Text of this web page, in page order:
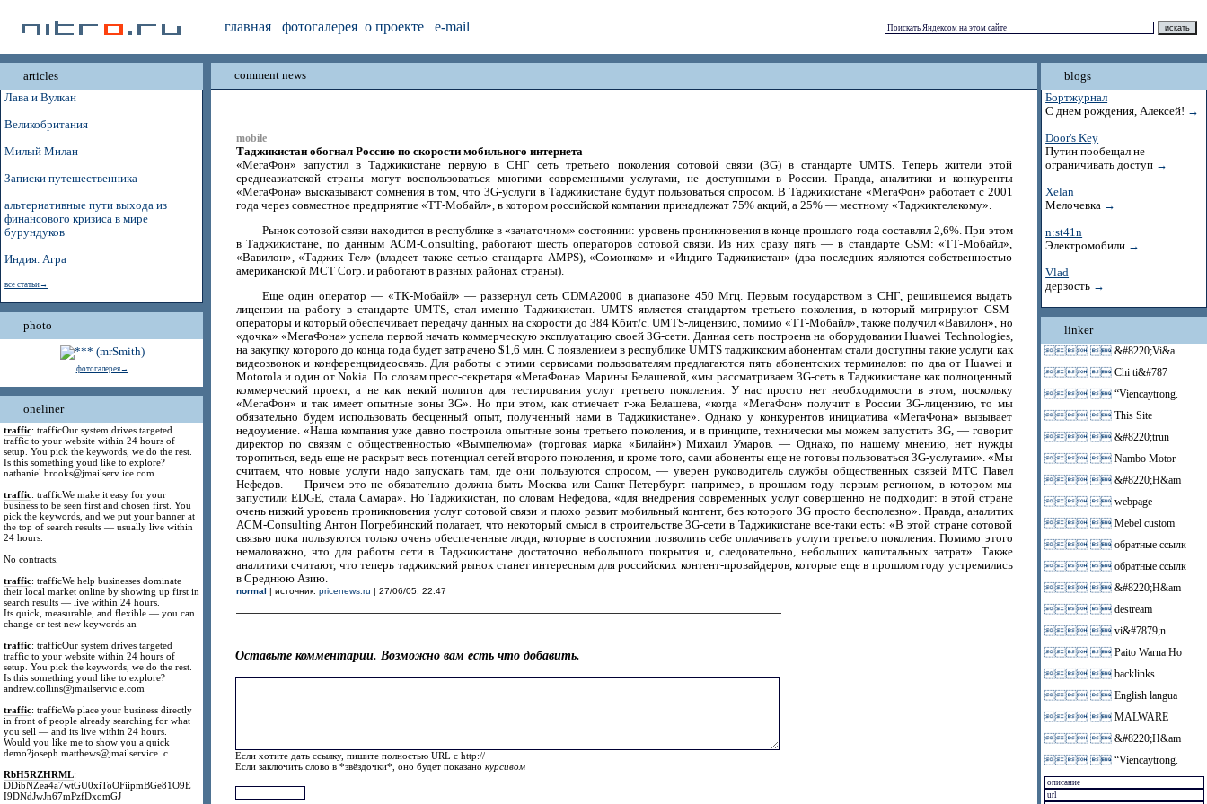
главная фотогалерея о проекте e-mail
articles
Лава и Вулкан
Великобритания
Милый Милан
Записки путешественника
альтернативные пути выхода из
финансового кризиса в мире
бурундуков
Индия. Агра
все статьи→
photo
фотогалерея→
oneliner
traffic: trafficOur system drives targeted
traffic to your website within 24 hours of
setup. You pick the keywords, we do the rest.
Is this something youd like to explore?
nathaniel.brooks@jmailserv ice.com
traffic: trafficWe make it easy for your
business to be seen first and chosen first. You
pick the keywords, and we put your banner at
the top of search results — usually live within
24 hours.
No contracts,
traffic: trafficWe help businesses dominate
their local market online by showing up first in
search results — live within 24 hours.
Its quick, measurable, and flexible — you can
change or test new keywords an
traffic: trafficOur system drives targeted
traffic to your website within 24 hours of
setup. You pick the keywords, we do the rest.
Is this something youd like to explore?
andrew.collins@jmailservic e.com
traffic: trafficWe place your business directly
in front of people already searching for what
you sell — and its live within 24 hours.
Would you like me to show you a quick
demo?joseph.matthews@jmailservice. c
RbH5RZHRML:
DDibNZea4a7wtGU0xiToOFiipmBGe81O9E
I9DNdJwJn67mPzfDxomGJ
comment news
mobile
Таджикистан обогнал Россию по скорости мобильного интернета
«МегаФон» запустил в Таджикистане первую в СНГ сеть третьего поколения сотовой связи (3G) в стандарте UMTS. Теперь жители этой
среднеазиатской страны могут воспользоваться многими современными услугами, не доступными в России. Правда, аналитики и конкуренты
«МегаФона» высказывают сомнения в том, что 3G-услуги в Таджикистане будут пользоваться спросом. В Таджикистане «МегаФон» работает с 2001
года через совместное предприятие «ТТ-Мобайл», в котором российской компании принадлежат 75% акций, а 25% — местному «Таджиктелекому».
Рынок сотовой связи находится в республике в «зачаточном» состоянии: уровень проникновения в конце прошлого года составлял 2,6%. При этом
в Таджикистане, по данным ACM-Consulting, работают шесть операторов сотовой связи. Из них сразу пять — в стандарте GSM: «ТТ-Мобайл»,
«Вавилон», «Таджик Тел» (владеет также сетью стандарта AMPS), «Сомонком» и «Индиго-Таджикистан» (два последних являются собственностью
американской MCT Corp. и работают в разных районах страны).
Еще один оператор — «ТК-Мобайл» — развернул сеть CDMA2000 в диапазоне 450 Мгц. Первым государством в СНГ, решившемся выдать
лицензии на работу в стандарте UMTS, стал именно Таджикистан. UMTS является стандартом третьего поколения, в который мигрируют GSM-
операторы и который обеспечивает передачу данных на скорости до 384 Кбит/с. UMTS-лицензию, помимо «ТТ-Мобайл», также получил «Вавилон», но
«дочка» «МегаФона» успела первой начать коммерческую эксплуатацию своей 3G-сети. Данная сеть построена на оборудовании Huawei Technologies,
на закупку которого до конца года будет затрачено $1,6 млн. С появлением в республике UMTS таджикским абонентам стали доступны такие услуги как
видеозвонок и конференцвидеосвязь. Для работы с этими сервисами пользователям предлагаются пять абонентских терминалов: по два от Huawei и
Motorola и один от Nokia. По словам пресс-секретаря «МегаФона» Марины Белашевой, «мы рассматриваем 3G-сеть в Таджикистане как полноценный
коммерческий проект, а не как некий полигон для тестирования услуг третьего поколения. У нас просто нет необходимости в этом, поскольку
«МегаФон» и так имеет опытные зоны 3G». Но при этом, как отмечает г-жа Белашева, «когда «МегаФон» получит в России 3G-лицензию, то мы
обязательно будем использовать бесценный опыт, полученный нами в Таджикистане». Однако у конкурентов инициатива «МегаФона» вызывает
недоумение. «Наша компания уже давно построила опытные зоны третьего поколения, и в принципе, технически мы можем запустить 3G, — говорит
директор по связям с общественностью «Вымпелкома» (торговая марка «Билайн») Михаил Умаров. — Однако, по нашему мнению, нет нужды
торопиться, ведь еще не раскрыт весь потенциал сетей второго поколения, и кроме того, сами абоненты еще не готовы пользоваться 3G-услугами». «Мы
считаем, что новые услуги надо запускать там, где они пользуются спросом, — уверен руководитель службы общественных связей МТС Павел
Нефедов. — Причем это не обязательно должна быть Москва или Санкт-Петербург: например, в прошлом году первым регионом, в котором мы
запустили EDGE, стала Самара». Но Таджикистан, по словам Нефедова, «для внедрения современных услуг совершенно не подходит: в этой стране
очень низкий уровень проникновения услуг сотовой связи и плохо развит мобильный контент, без которого 3G просто бесполезно». Правда, аналитик
ACM-Consulting Антон Погребинский полагает, что некоторый смысл в строительстве 3G-сети в Таджикистане все-таки есть: «В этой стране сотовой
связью пока пользуются только очень обеспеченные люди, которые в состоянии позволить себе оплачивать услуги третьего поколения. Помимо этого
немаловажно, что для работы сети в Таджикистане достаточно небольшого покрытия и, следовательно, небольших капитальных затрат». Также
аналитики считают, что теперь таджикский рынок станет интересным для российских контент-провайдеров, которые еще в прошлом году устремились
в Среднюю Азию.
normal | источник: pricenews.ru | 27/06/05, 22:47
Оставьте комментарии. Возможно вам есть что добавить.
Если хотите дать ссылку, пишите полностью URL с http://
Если заключить слово в *звёздочки*, оно будет показанокурсивом
blogs
Бортжурнал
С днем рождения, Алексей! →
Door's Key
Путин пообещал не
ограничивать доступ →
Xelan
Мелочевка →
n:st41n
Электромобили →
Vlad
дерзость →
linker
  &#8220;Vi&a
  Chi ti&#787
  “Viencaytrong.
  This Site
  &#8220;trun
  Nambo Motor
  &#8220;H&am
  webpage
  Mebel custom
  обратные ссылк
  обратные ссылк
  &#8220;H&am
  destream
  vi&#7879;n
  Paito Warna Ho
  backlinks
  English langua
  MALWARE
  &#8220;H&am
  “Viencaytrong.